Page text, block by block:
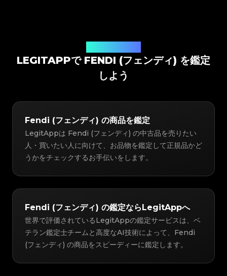
LEGITAPPで FENDI (フェンディ) を鑑定
しよう
Fendi (フェンディ) の商品を鑑定
LegitAppは Fendi (フェンディ) の中古品を売りたい
人・買いたい人に向けて、お品物を鑑定して正規品かど
うかをチェックするお手伝いをします。
Fendi (フェンディ) の鑑定ならLegitAppへ
世界で評価されているLegitAppの鑑定サービスは、ベ
テラン鑑定士チームと高度なAI技術によって、Fendi
(フェンディ) の商品をスピーディーに鑑定します。